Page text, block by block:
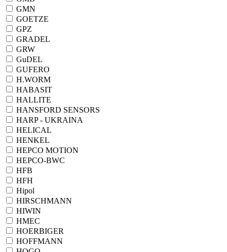
GMN
GOETZE
GPZ
GRADEL
GRW
GuDEL
GUFERO
H.WORM
HABASIT
HALLITE
HANSFORD SENSORS
HARP - UKRAINA
HELICAL
HENKEL
HEPCO MOTION
HEPCO-BWC
HFB
HFH
Hipol
HIRSCHMANN
HIWIN
HMEC
HOERBIGER
HOFFMANN